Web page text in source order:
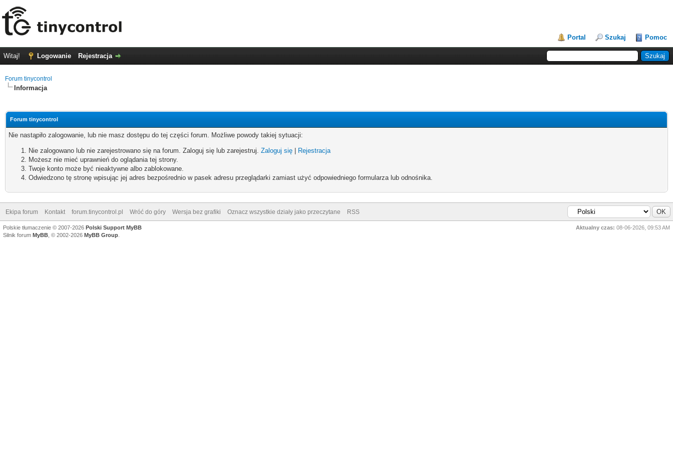
Portal Szukaj Pomoc
Witaj! Logowanie Rejestracja
Forum tinycontrol
Informacja
Forum tinycontrol
Nie nastąpiło zalogowanie, lub nie masz dostępu do tej części forum. Możliwe powody takiej sytuacji:
Nie zalogowano lub nie zarejestrowano się na forum. Zaloguj się lub zarejestruj. Zaloguj się
Rejestracja
Możesz nie mieć uprawnień do oglądania tej strony.
Twoje konto może być nieaktywne albo zablokowane.
Odwiedzono tę stronę wpisując jej adres bezpośrednio w pasek adresu przeglądarki zamiast użyć odpowiedniego formularza lub odnośnika.
Ekipa forum Kontakt forum.tinycontrol.pl Wróć do góry Wersja bez grafiki Oznacz wszystkie działy jako przeczytane RSS
Aktualny czas: 08-06-2026, 09:53 AM
Polskie tłumaczenie © 2007-2026 Polski Support MyBB
Silnik forum MyBB , © 2002-2026 MyBB Group